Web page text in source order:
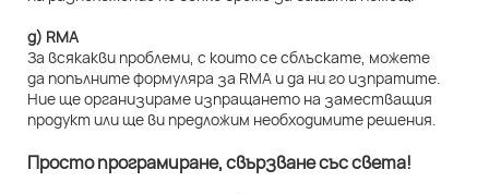
д) RMA
За всякакви проблеми, с които се сблъскате, можете
да попълните формуляра за RMA и да ни го изпратите.
Ние ще организираме изпращането на заместващия
продукт или ще ви предложим необходимите решения.
Просто програмиране, свързване със света!